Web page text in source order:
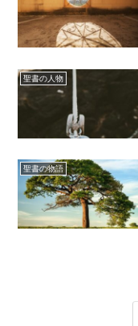
聖書の人物
聖書の物語